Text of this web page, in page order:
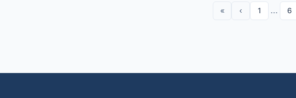
« ‹ 1 ... 6